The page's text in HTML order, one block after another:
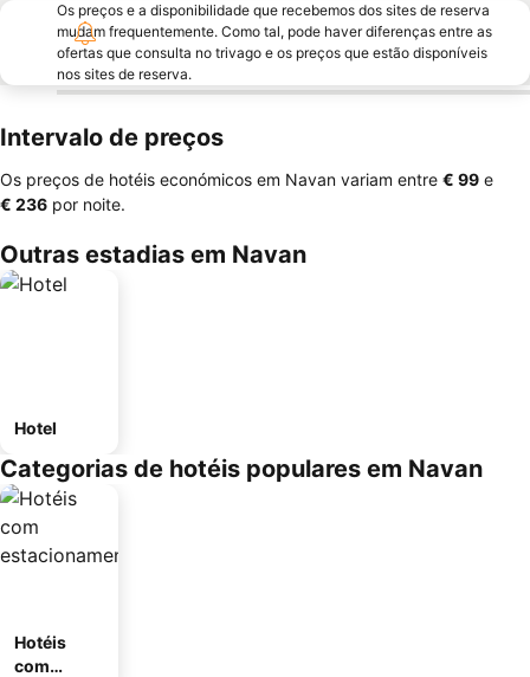
Os preços e a disponibilidade que recebemos dos sites de reserva
mudam frequentemente. Como tal, pode haver diferenças entre as
ofertas que consulta no trivago e os preços que estão disponíveis
nos sites de reserva.
Intervalo de preços
Os preços de hotéis económicos em Navan variam entre ‎€ 99 e
‎€ 236 por noite.
Outras estadias em Navan
Hotel
Categorias de hotéis populares em Navan
Hotéis
com